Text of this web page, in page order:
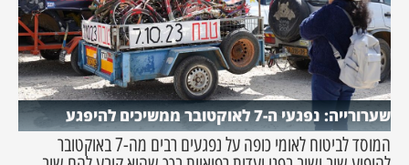
שערורייה: נפגעי ה-7 לאוקטובר ממשיכים להיפגע
המוסד לביטוח לאומי כופה על נפגעים רבים מה-7 באוקטובר